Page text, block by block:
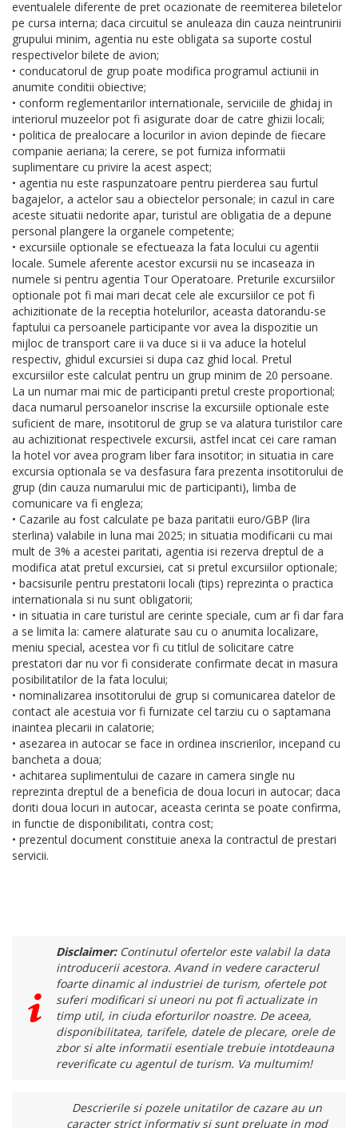
eventualele diferente de pret ocazionate de reemiterea biletelor
pe cursa interna; daca circuitul se anuleaza din cauza neintrunirii
grupului minim, agentia nu este obligata sa suporte costul
respectivelor bilete de avion;
• conducatorul de grup poate modifica programul actiunii in
anumite conditii obiective;
• conform reglementarilor internationale, serviciile de ghidaj in
interiorul muzeelor pot fi asigurate doar de catre ghizii locali;
• politica de prealocare a locurilor in avion depinde de fiecare
companie aeriana; la cerere, se pot furniza informatii
suplimentare cu privire la acest aspect;
• agentia nu este raspunzatoare pentru pierderea sau furtul
bagajelor, a actelor sau a obiectelor personale; in cazul in care
aceste situatii nedorite apar, turistul are obligatia de a depune
personal plangere la organele competente;
• excursiile optionale se efectueaza la fata locului cu agentii
locale. Sumele aferente acestor excursii nu se incaseaza in
numele si pentru agentia Tour Operatoare. Preturile excursiilor
optionale pot fi mai mari decat cele ale excursiilor ce pot fi
achizitionate de la receptia hotelurilor, aceasta datorandu-se
faptului ca persoanele participante vor avea la dispozitie un
mijloc de transport care ii va duce si ii va aduce la hotelul
respectiv, ghidul excursiei si dupa caz ghid local. Pretul
excursiilor este calculat pentru un grup minim de 20 persoane.
La un numar mai mic de participanti pretul creste proportional;
daca numarul persoanelor inscrise la excursiile optionale este
suficient de mare, insotitorul de grup se va alatura turistilor care
au achizitionat respectivele excursii, astfel incat cei care raman
la hotel vor avea program liber fara insotitor; in situatia in care
excursia optionala se va desfasura fara prezenta insotitorului de
grup (din cauza numarului mic de participanti), limba de
comunicare va fi engleza;
• Cazarile au fost calculate pe baza paritatii euro/GBP (lira
sterlina) valabile in luna mai 2025; in situatia modificarii cu mai
mult de 3% a acestei paritati, agentia isi rezerva dreptul de a
modifica atat pretul excursiei, cat si pretul excursiilor optionale;
• bacsisurile pentru prestatorii locali (tips) reprezinta o practica
internationala si nu sunt obligatorii;
• in situatia in care turistul are cerinte speciale, cum ar fi dar fara
a se limita la: camere alaturate sau cu o anumita localizare,
meniu special, acestea vor fi cu titlul de solicitare catre
prestatori dar nu vor fi considerate confirmate decat in masura
posibilitatilor de la fata locului;
• nominalizarea insotitorului de grup si comunicarea datelor de
contact ale acestuia vor fi furnizate cel tarziu cu o saptamana
inaintea plecarii in calatorie;
• asezarea in autocar se face in ordinea inscrierilor, incepand cu
bancheta a doua;
• achitarea suplimentului de cazare in camera single nu
reprezinta dreptul de a beneficia de doua locuri in autocar; daca
doriti doua locuri in autocar, aceasta cerinta se poate confirma,
in functie de disponibilitati, contra cost;
• prezentul document constituie anexa la contractul de prestari
servicii.
Disclaimer:Continutul ofertelor este valabil la data
introducerii acestora. Avand in vedere caracterul
foarte dinamic al industriei de turism, ofertele pot
suferi modificari si uneori nu pot fi actualizate in
timp util, in ciuda eforturilor noastre. De aceea,
disponibilitatea, tarifele, datele de plecare, orele de
zbor si alte informatii esentiale trebuie intotdeauna
reverificate cu agentul de turism. Va multumim!
Descrierile si pozele unitatilor de cazare au un
caracter strict informativ si sunt preluate in mod